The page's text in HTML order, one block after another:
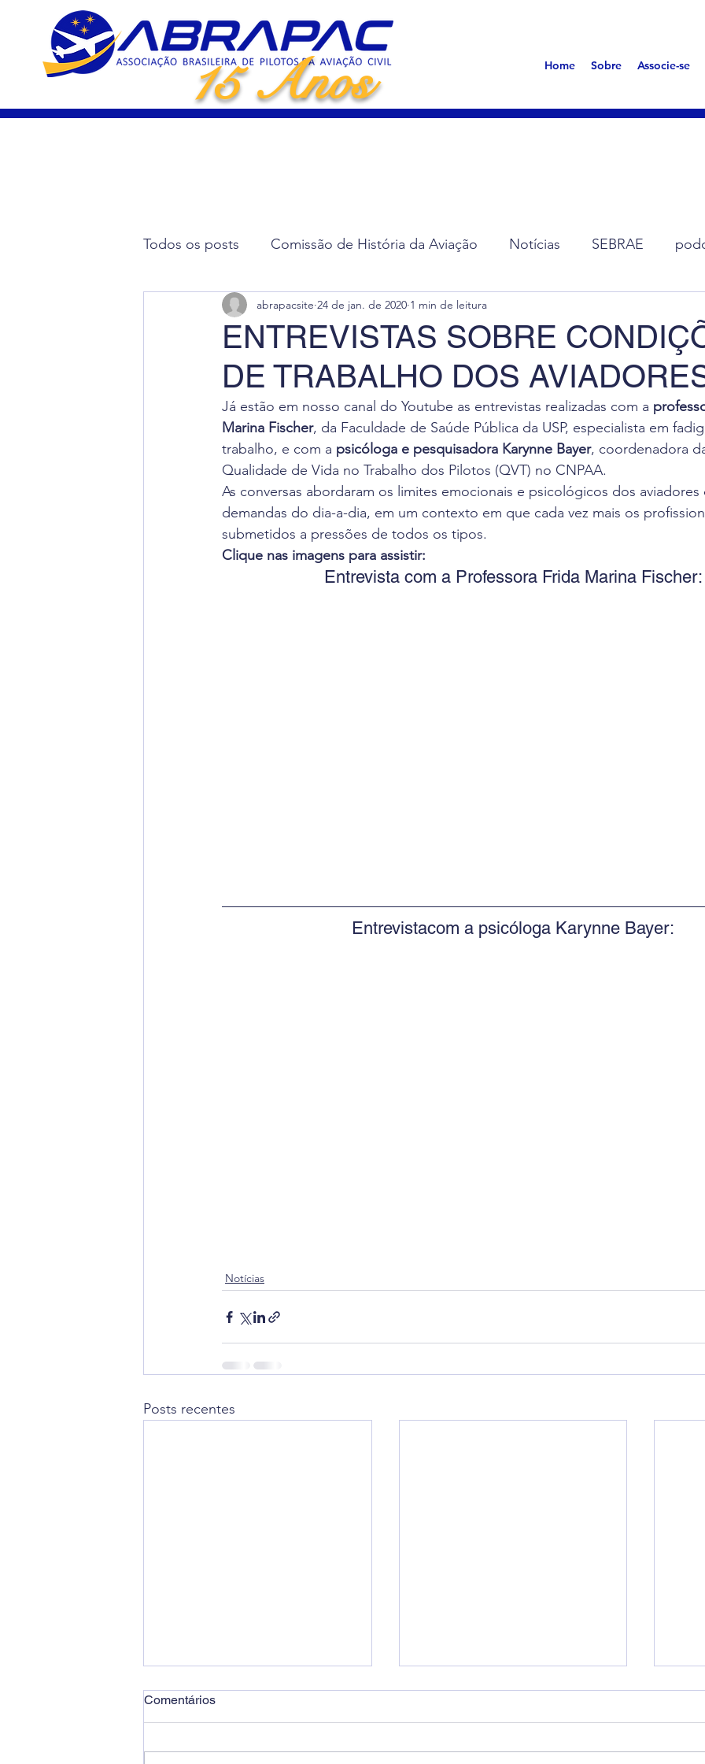
15 Anos Home Sobre Associe-se
Todos os posts Comissão de História da Aviação Notícias SEBRAE
Artigos Científicos Eleição de Diretoria Assembleias
Radiação Cósmica Dica de Leitura Revista Flight Deck Benefícios
Aviação Executiva Oportunidade de Trabalho Eventos
Dica de Inglês Notas Oficiais
ENTREVISTAS SOBRE
DE TRABALHO DOS
abrapacsite 24 de jan. de 2020 1 min de leitura
Já estão em nosso canal do Youtube as entrevistas realizadas com a
Marina Fischer, da Faculdade de Saúde Pública da USP, especialista em
trabalho, e com a psicóloga e pesquisadora Karynne Bayer, coordenadora
Qualidade de Vida no Trabalho dos Pilotos (QVT) no CNPAA.
As conversas abordaram os limites emocionais e psicológicos dos aviadores
demandas do dia-a-dia, em um contexto em que cada vez mais os
submetidos a pressões de todos os tipos.
Clique nas imagens para assistir:
Entrevista com a Professora Frida Marina Fischer:
Entrevistacom a psicóloga Karynne Bayer:
Notícias
Posts recentes
Comentários